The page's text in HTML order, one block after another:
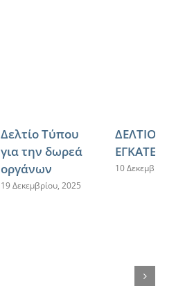
Δελτίο Τύπου
για την δωρεά
οργάνων
19 Δεκεμβρίου, 2025
ΔΕΛΤΙΟ ΓΙΑ
10